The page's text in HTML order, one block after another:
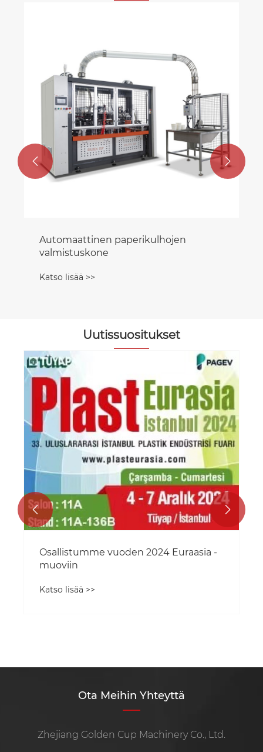
Automaattinen paperikulhojen
valmistuskone
Katso lisää >>
 
Uutissuositukset
Osallistumme vuoden 2024 Euraasia -
muoviin
Katso lisää >>
 
Ota Meihin Yhteyttä
Zhejiang Golden Cup Machinery Co., Ltd.